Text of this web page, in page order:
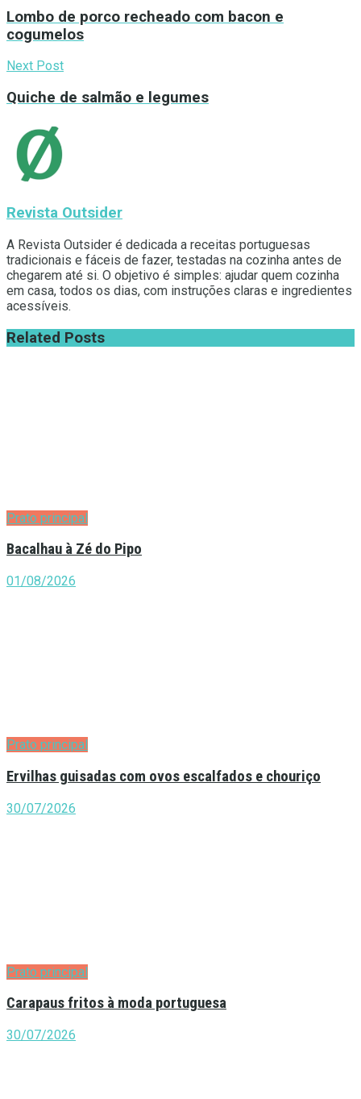
Lombo de porco recheado com bacon e
cogumelos
Next Post
Quiche de salmão e legumes
Revista Outsider
A Revista Outsider é dedicada a receitas portuguesas
tradicionais e fáceis de fazer, testadas na cozinha antes de
chegarem até si. O objetivo é simples: ajudar quem cozinha
em casa, todos os dias, com instruções claras e ingredientes
acessíveis.
Related Posts
Prato principal
Bacalhau à Zé do Pipo
01/08/2026
Prato principal
Ervilhas guisadas com ovos escalfados e chouriço
30/07/2026
Prato principal
Carapaus fritos à moda portuguesa
30/07/2026